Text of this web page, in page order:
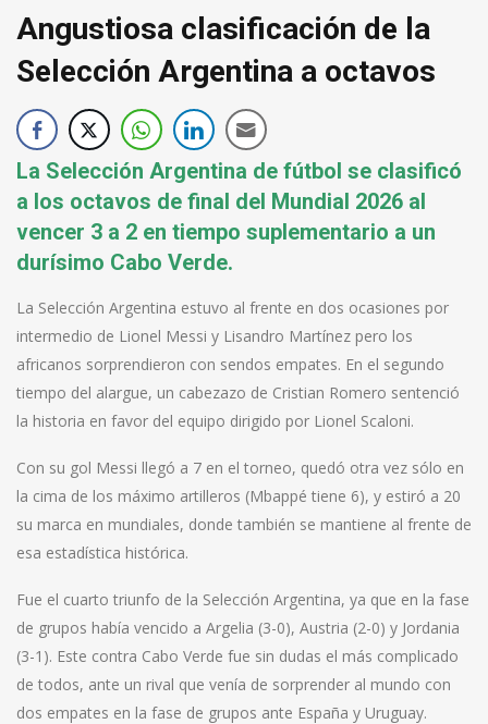
Angustiosa clasificación de la
Selección Argentina a octavos
La Selección Argentina de fútbol se clasificó
a los octavos de final del Mundial 2026 al
vencer 3 a 2 en tiempo suplementario a un
durísimo Cabo Verde.
La Selección Argentina estuvo al frente en dos ocasiones por
intermedio de Lionel Messi y Lisandro Martínez pero los
africanos sorprendieron con sendos empates. En el segundo
tiempo del alargue, un cabezazo de Cristian Romero sentenció
la historia en favor del equipo dirigido por Lionel Scaloni.
Con su gol Messi llegó a 7 en el torneo, quedó otra vez sólo en
la cima de los máximo artilleros (Mbappé tiene 6), y estiró a 20
su marca en mundiales, donde también se mantiene al frente de
esa estadística histórica.
Fue el cuarto triunfo de la Selección Argentina, ya que en la fase
de grupos había vencido a Argelia (3-0), Austria (2-0) y Jordania
(3-1). Este contra Cabo Verde fue sin dudas el más complicado
de todos, ante un rival que venía de sorprender al mundo con
dos empates en la fase de grupos ante España y Uruguay.